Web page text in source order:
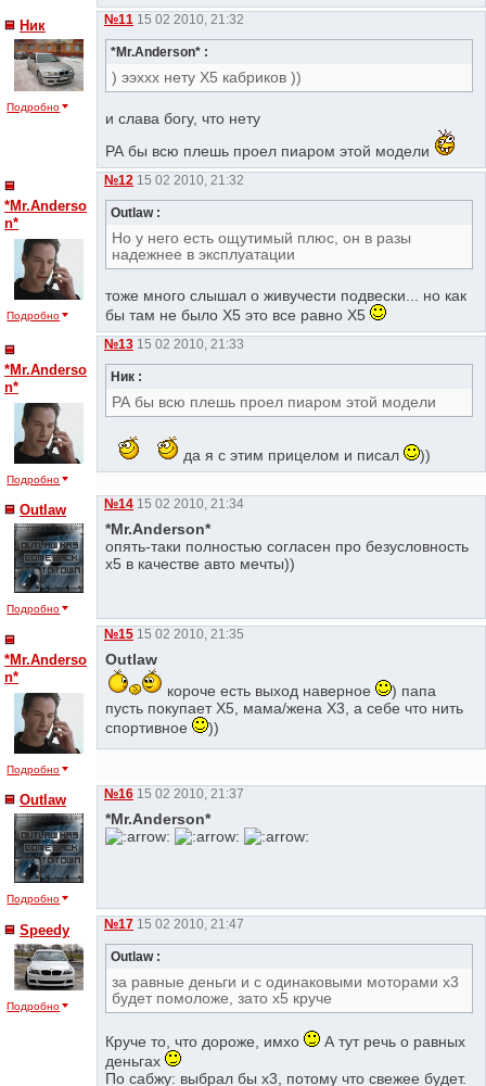
Ник
Подробно
№11 15 02 2010, 21:32
*Mr.Anderson* :
) ээххх нету Х5 кабриков ))
и слава богу, что нету
РА бы всю плешь проел пиаром этой модели
*Mr.Anderso
n*
Подробно
№12 15 02 2010, 21:32
Outlaw :
Но у него есть ощутимый плюс, он в разы
надежнее в эксплуатации
тоже много слышал о живучести подвески... но как
бы там не было Х5 это все равно Х5
*Mr.Anderso
n*
Подробно
№13 15 02 2010, 21:33
Ник :
РА бы всю плешь проел пиаром этой модели
да я с этим прицелом и писал ))
Outlaw
Подробно
№14 15 02 2010, 21:34
*Mr.Anderson*
опять-таки полностью согласен про безусловность
х5 в качестве авто мечты))
*Mr.Anderso
n*
Подробно
№15 15 02 2010, 21:35
Outlaw
короче есть выход наверное
) папа
пусть покупает Х5, мама/жена Х3, а себе что нить
спортивное
))
Outlaw
Подробно
№16 15 02 2010, 21:37
*Mr.Anderson*
Speedy
Подробно
№17 15 02 2010, 21:47
Outlaw :
за равные деньги и с одинаковыми моторами х3
будет помоложе, зато х5 круче
Круче то, что дороже, имхо
А тут речь о равных
деньгах
По сабжу: выбрал бы х3, потому что свежее будет.